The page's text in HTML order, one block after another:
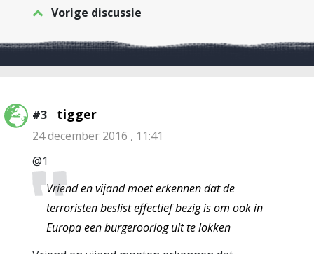
Vorige discussie
#3 tigger
24 december 2016 , 11:41
@1
Vriend en vijand moet erkennen dat de
terroristen beslist effectief bezig is om ook in
Europa een burgeroorlog uit te lokken